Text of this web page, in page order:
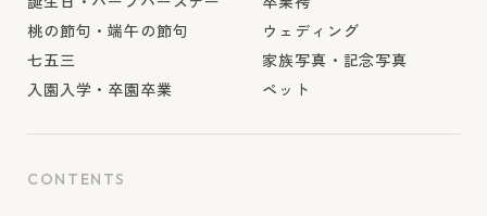
桃の節句・端午の節句
七五三
入園入学・卒園卒業
ウェディング
家族写真・記念写真
ペット
CONTENTS